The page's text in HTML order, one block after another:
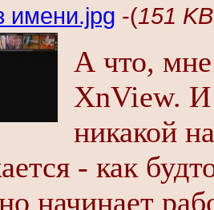
имени.jpg -(151
А что,
XnView. И
никакой
- как
начинает